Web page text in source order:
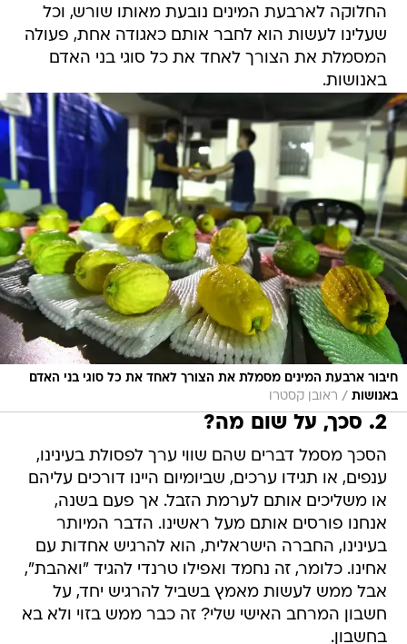
החלוקה לארבעת המינים נובעת מאותו שורש, וכל
שעלינו לעשות הוא לחבר אותם כאגודה אחת, פעולה
המסמלת את הצורך לאחד את כל סוגי בני האדם
באנושות.
חיבור ארבעת המינים מסמלת את הצורך לאחד את כל סוגי בני האדם
באנושות / ראובן קסטרו
2. סכך, על שום מה?
הסכך מסמל דברים שהם שווי ערך לפסולת בעינינו,
ענפים, או תגידו ערכים, שביומיום היינו דורכים עליהם
או משליכים אותם לערמת הזבל. אך פעם בשנה,
אנחנו פורסים אותם מעל ראשינו. הדבר המיותר
בעינינו, החברה הישראלית, הוא להרגיש אחדות עם
אחינו. כלומר, זה נחמד ואפילו טרנדי להגיד "ואהבת",
אבל ממש לעשות מאמץ בשביל להרגיש יחד, על
חשבון המרחב האישי שלי? זה כבר ממש בזוי ולא בא
בחשבון.